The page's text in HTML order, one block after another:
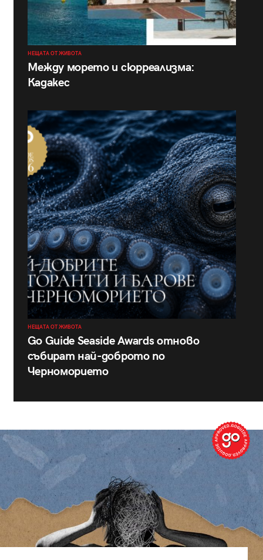
НЕЩАТА ОТ ЖИВОТА
Между морето и сюрреализма:
Кадакес
НЕЩАТА ОТ ЖИВОТА
Go Guide Seaside Awards отново
събират най-доброто по
Черноморието